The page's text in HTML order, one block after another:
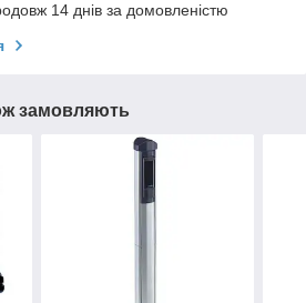
14 днів за домовленістю
замовляють